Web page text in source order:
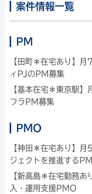
案件情報一覧
PM
【田町＊在宅あり】
ィPJのPM募集
【基本在宅＊東京駅
フラPM募集
PMO
【神田＊在宅あり】
ジェクトを推進する
【新高島＊在宅勤務
入・運用支援PMO